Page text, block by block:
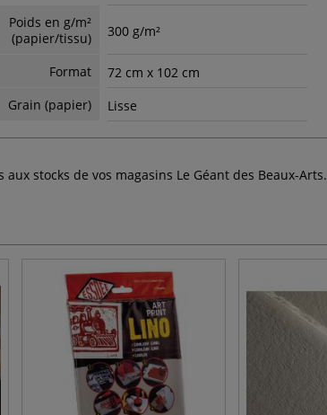
Poids en g/m²
(papier/tissu)
300 g/m²
Format
72 cm x 102 cm
Grain (papier)
Lisse
stocks de vos magasins Le Géant des Beaux-Arts.